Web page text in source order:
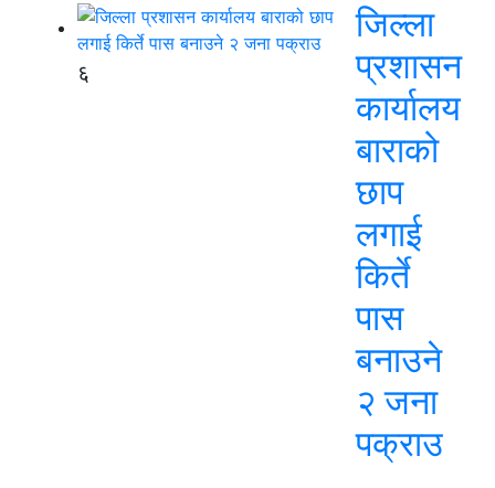
६
जिल्ला
प्रशासन
कार्यालय
बाराको
छाप
लगाई
किर्ते
पास
बनाउने
२ जना
पक्राउ